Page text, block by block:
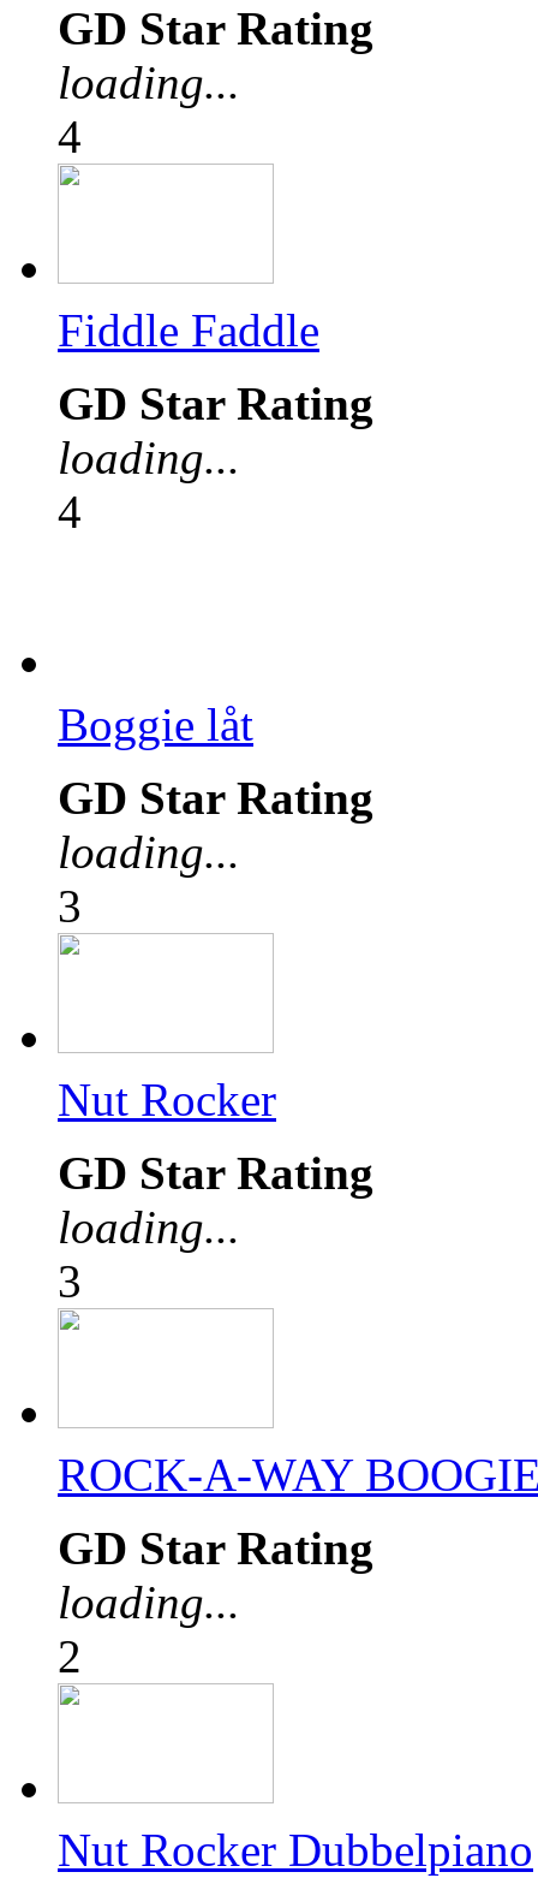
GD Star Rating
loading...
4
Fiddle Faddle
GD Star Rating
loading...
4
Boggie låt
GD Star Rating
loading...
3
Nut Rocker
GD Star Rating
loading...
3
ROCK-A-WAY
GD Star Rating
loading...
2
Nut Rocker Dubbelpiano